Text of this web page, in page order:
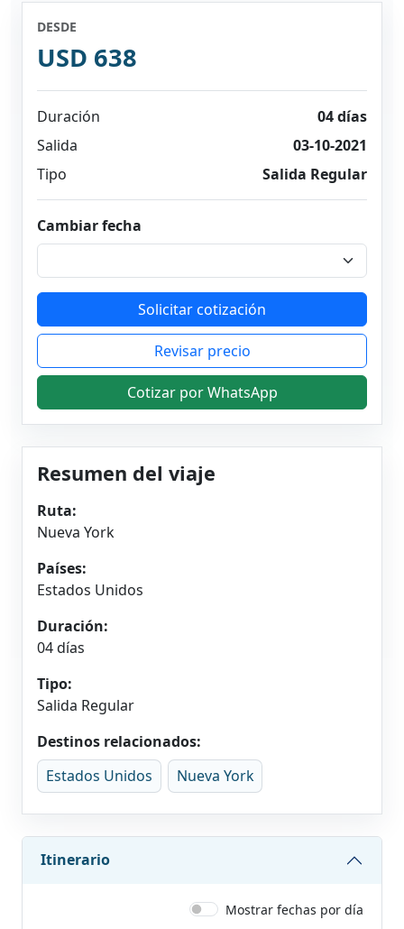
Resumen del viaje
Ruta:
Nueva York
Países:
Estados Unidos
Duración:
04 días
Tipo:
Salida Regular
Destinos relacionados:
Estados Unidos
Nueva York
Itinerario
Mostrar fechas por día
DESDE
USD 638
Duración
04 días
Salida
03-10-2021
Tipo
Salida Regular
Cambiar fecha
Solicitar cotización
Revisar precio
Cotizar por WhatsApp